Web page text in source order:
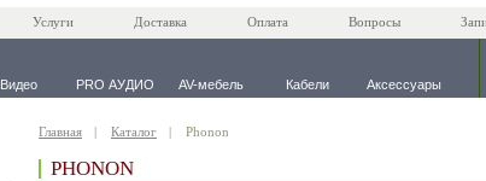
Услуги Доставка Оплата Вопросы
Видео PRO АУДИО AV-мебель Кабели Аксессуары
Главная Каталог Phonon
PHONON